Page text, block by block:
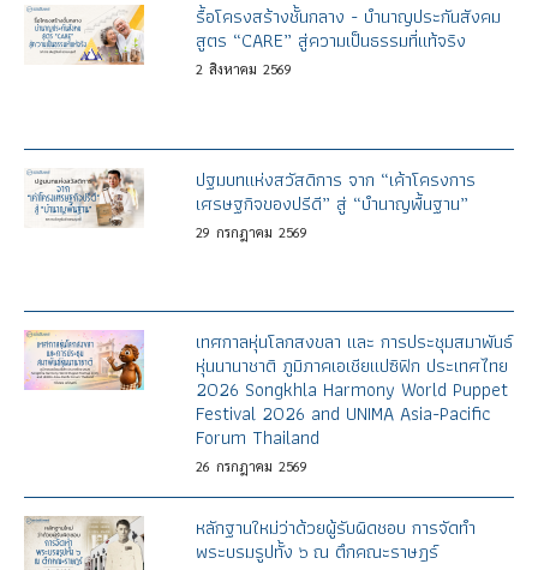
รื้อโครงสร้างชั้นกลาง - บำนาญประกันสังคม
สูตร “CARE” สู่ความเป็นธรรมที่แท้จริง
2 สิงหาคม 2569
ปฐมบทแห่งสวัสดิการ จาก “เค้าโครงการ
เศรษฐกิจของปรีดี” สู่ “บำนาญพื้นฐาน”
29 กรกฎาคม 2569
เทศกาลหุ่นโลกสงขลา และ การประชุมสมาพันธ์
หุ่นนานาชาติ ภูมิภาคเอเชียแปซิฟิก ประเทศไทย
2026 Songkhla Harmony World Puppet
Festival 2026 and UNIMA Asia-Pacific
Forum Thailand
26 กรกฎาคม 2569
หลักฐานใหม่ว่าด้วยผู้รับผิดชอบ การจัดทำ
พระบรมรูปทั้ง ๖ ณ ตึกคณะราษฎร์